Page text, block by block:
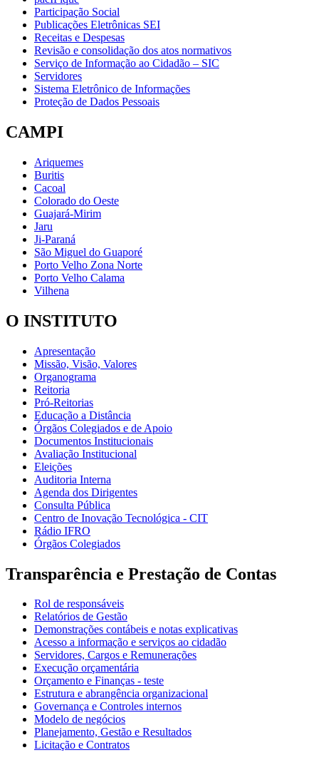
Participação Social
Publicações Eletrônicas SEI
Receitas e Despesas
Revisão e consolidação dos atos normativos
Serviço de Informação ao Cidadão – SIC
Servidores
Sistema Eletrônico de Informações
Proteção de Dados Pessoais
CAMPI
Ariquemes
Buritis
Cacoal
Colorado do Oeste
Guajará-Mirim
Jaru
Ji-Paraná
São Miguel do Guaporé
Porto Velho Zona Norte
Porto Velho Calama
Vilhena
O INSTITUTO
Apresentação
Missão, Visão, Valores
Organograma
Reitoria
Pró-Reitorias
Educação a Distância
Órgãos Colegiados e de Apoio
Documentos Institucionais
Avaliação Institucional
Eleições
Auditoria Interna
Agenda dos Dirigentes
Consulta Pública
Centro de Inovação Tecnológica - CIT
Rádio IFRO
Órgãos Colegiados
Transparência e Prestação de Contas
Rol de responsáveis
Relatórios de Gestão
Demonstrações contábeis e notas explicativas
Acesso a informação e serviços ao cidadão
Servidores, Cargos e Remunerações
Execução orçamentária
Orçamento e Finanças - teste
Estrutura e abrangência organizacional
Governança e Controles internos
Modelo de negócios
Planejamento, Gestão e Resultados
Licitação e Contratos